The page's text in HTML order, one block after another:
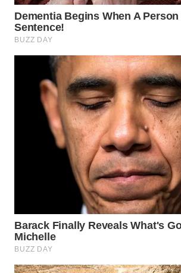
WN
SUMEDANG
WN
KEPULAUAN
SERIBU
BINJAI
WN